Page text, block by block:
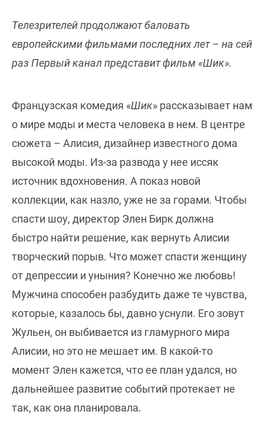
Телезрителей продолжают баловать
европейскими фильмами последних лет – на сей
раз Первый канал представит фильм «Шик».
Французская комедия «Шик» рассказывает нам
о мире моды и места человека в нем. В центре
сюжета – Алисия, дизайнер известного дома
высокой моды. Из-за развода у нее иссяк
источник вдохновения. А показ новой
коллекции, как назло, уже не за горами. Чтобы
спасти шоу, директор Элен Бирк должна
быстро найти решение, как вернуть Алисии
творческий порыв. Что может спасти женщину
от депрессии и уныния? Конечно же любовь!
Мужчина способен разбудить даже те чувства,
которые, казалось бы, давно уснули. Его зовут
Жульен, он выбивается из гламурного мира
Алисии, но это не мешает им. В какой-то
момент Элен кажется, что ее план удался, но
дальнейшее развитие событий протекает не
так, как она планировала.